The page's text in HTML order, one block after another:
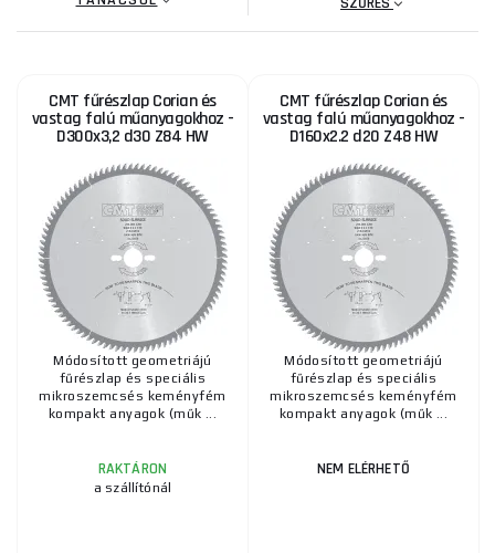
CMT fűrészlap Corian és
vastag falú műanyagokhoz -
D300x3,2 d30 Z84 HW
Módosított geometriájú
fűrészlap és speciális
mikroszemcsés keményfém
kompakt anyagok (műk ...
RAKTÁRON
a szállítónál
CMT fűrészlap Corian és
vastag falú műanyagokhoz -
D160x2.2 d20 Z48 HW
Módosított geometriájú
fűrészlap és speciális
mikroszemcsés keményfém
kompakt anyagok (műk ...
NEM ELÉRHETŐ